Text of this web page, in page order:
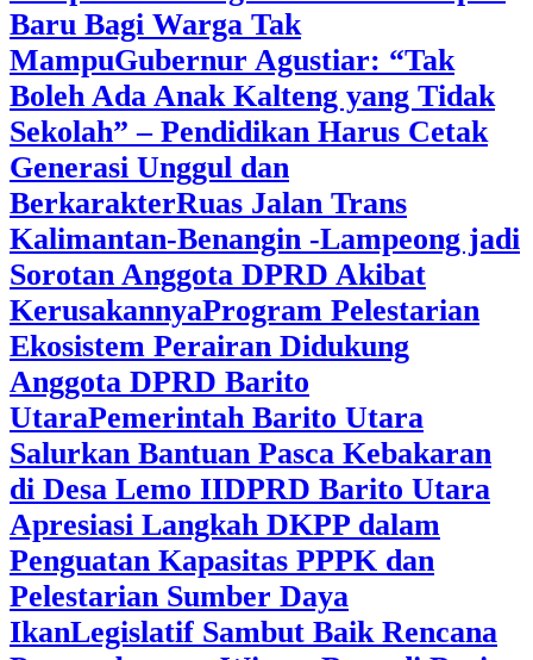
Baru Bagi Warga Tak
Mampu‎Gubernur Agustiar: “Tak
Boleh Ada Anak Kalteng yang Tidak
Sekolah” – Pendidikan Harus Cetak
Generasi Unggul dan
BerkarakterRuas Jalan Trans
Kalimantan-Benangin -Lampeong jadi
Sorotan Anggota DPRD Akibat
KerusakannyaProgram Pelestarian
Ekosistem Perairan Didukung
Anggota DPRD Barito
UtaraPemerintah Barito Utara
Salurkan Bantuan Pasca Kebakaran
di Desa Lemo IIDPRD Barito Utara
Apresiasi Langkah DKPP dalam
Penguatan Kapasitas PPPK dan
Pelestarian Sumber Daya
IkanLegislatif Sambut Baik Rencana